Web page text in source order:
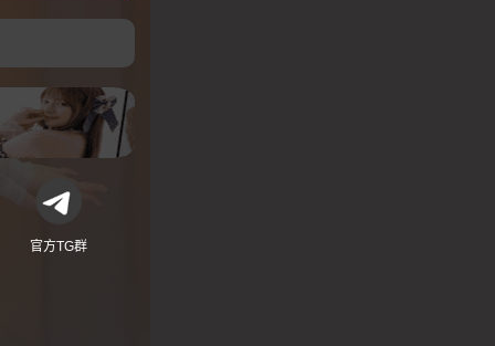
官方TG群